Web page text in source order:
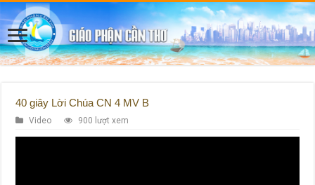
40 giây Lời Chúa CN 4 MV B
Video 900 lượt xem